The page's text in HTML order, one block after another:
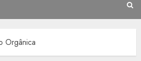
Orgânica